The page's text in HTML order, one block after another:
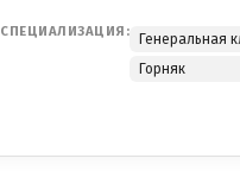
СПЕЦИАЛИЗАЦИЯ:
Генеральная
Горняк